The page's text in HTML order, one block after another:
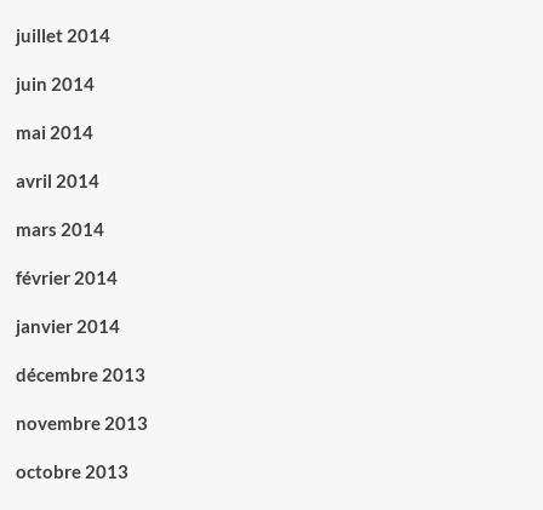
juillet 2014
juin 2014
mai 2014
avril 2014
mars 2014
février 2014
janvier 2014
décembre 2013
novembre 2013
octobre 2013